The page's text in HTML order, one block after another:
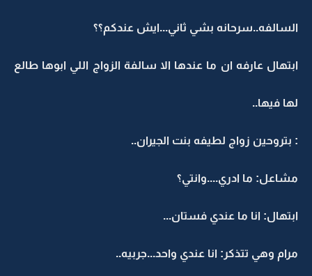
السالفه..سرحانه بشي ثاني...ايش عندكم؟؟
ابتهال عارفه ان ما عندها الا سالفة الزواج اللي ابوها طالع
لها فيها..
: بتروحين زواج لطيفه بنت الجيران..
مشاعل: ما ادري....وانتي؟
ابتهال: انا ما عندي فستان...
مرام وهي تتذكر: انا عندي واحد...جربيه..